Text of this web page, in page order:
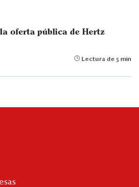
oferta pública de Hertz
Lectura de 5 min